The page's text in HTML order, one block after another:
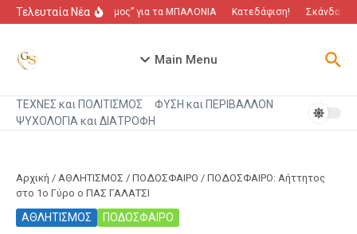
Μετάβαση στο περιεχόμενο
Τελευταία Νέα“Πόλεμος” για τα ΜΠΑΛΟΝΙΑ Κατεδάφιση! Σκάνδαλο
Main Menu
ΤΕΧΝΕΣ και ΠΟΛΙΤΙΣΜΟΣ
ΦΥΣΗ και ΠΕΡΙΒΑΛΛΟΝ
ΨΥΧΟΛΟΓΙΑ και ΔΙΑΤΡΟΦΗ
Αρχική / ΑΘΛΗΤΙΣΜΟΣ / ΠΟΔΟΣΦΑΙΡΟ / ΠΟΔΟΣΦΑΙΡΟ: Αήττητος
στο 1ο Γύρο ο ΠΑΣ ΓΑΛΑΤΣΙ
ΑΘΛΗΤΙΣΜΟΣ ΠΟΔΟΣΦΑΙΡΟ